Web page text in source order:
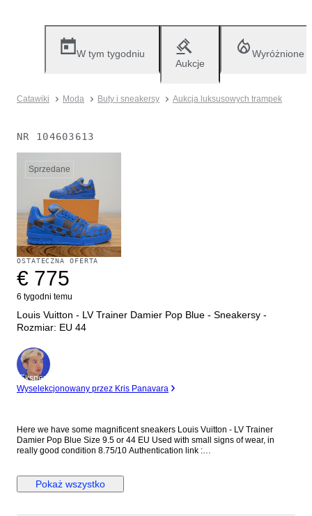
W tym tygodniu
Aukcje
Wyróżnione
Catawiki Moda Buty i sneakersy Aukcja luksusowych trampek
NR 104603613
Sprzedane
OSTATECZNA OFERTA
€ 775
6 tygodni temu
Louis Vuitton - LV Trainer Damier Pop Blue - Sneakersy -
Rozmiar: EU 44
Ekspert
Wyselekcjonowany przez Kris Panavara
Here we have some magnificent sneakers Louis Vuitton - LV Trainer
Damier Pop Blue Size 9.5 or 44 EU Used with small signs of wear, in
really good condition 8.75/10 Authentication link :
Pokaż wszystko